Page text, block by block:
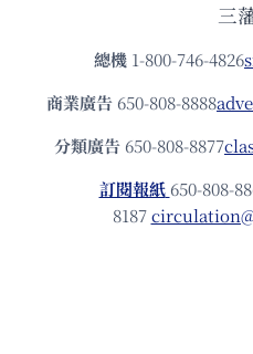
三
總機 1-800-746-4826
商業廣告 650-808-8888
分類廣告 650-808-8877
訂閱報紙 650-808-
8187